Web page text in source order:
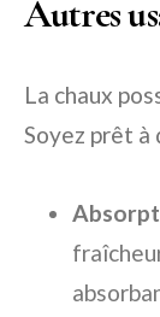
Autres
La chaux
Soyez prêt à